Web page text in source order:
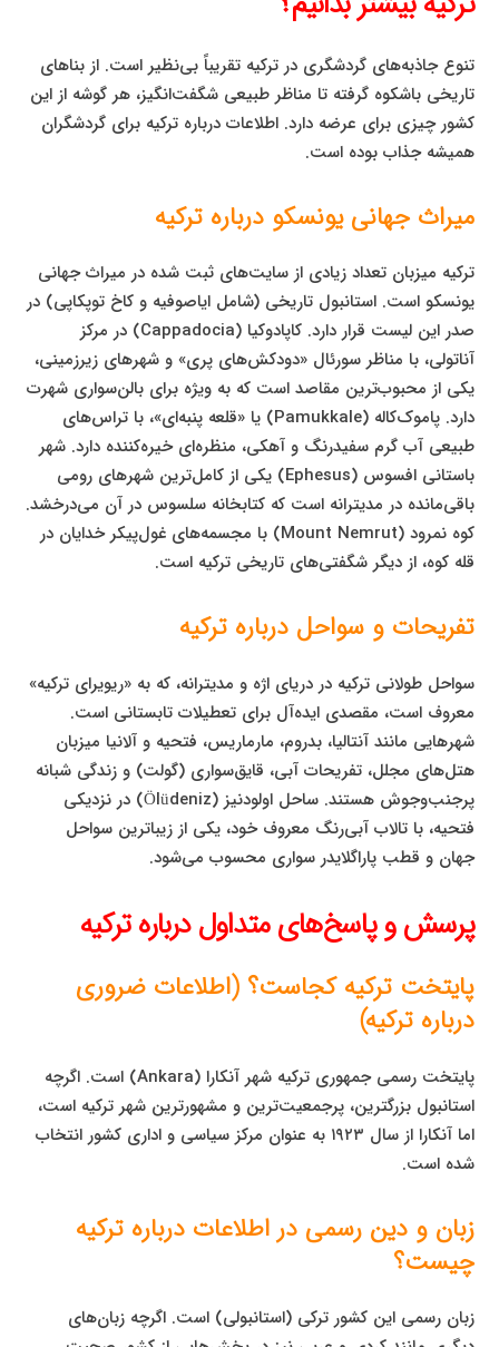
تنوع جاذبه‌های گردشگری در ترکیه تقریباً بی‌نظیر است. از بناهای
تاریخی باشکوه گرفته تا مناظر طبیعی شگفت‌انگیز، هر گوشه از این
کشور چیزی برای عرضه دارد. اطلاعات درباره ترکیه برای گردشگران
همیشه جذاب بوده است.
میراث جهانی یونسکو درباره ترکیه
ترکیه میزبان تعداد زیادی از سایت‌های ثبت شده در میراث جهانی
یونسکو است. استانبول تاریخی (شامل ایاصوفیه و کاخ توپکاپی) در
صدر این لیست قرار دارد. کاپادوکیا (Cappadocia) در مرکز
آناتولی، با مناظر سورئال «دودکش‌های پری» و شهرهای زیرزمینی،
یکی از محبوب‌ترین مقاصد است که به ویژه برای بالن‌سواری شهرت
دارد. پاموک‌کاله (Pamukkale) یا «قلعه پنبه‌ای»، با تراس‌های
طبیعی آب گرم سفیدرنگ و آهکی، منظره‌ای خیره‌کننده دارد. شهر
باستانی افسوس (Ephesus) یکی از کامل‌ترین شهرهای رومی
باقی‌مانده در مدیترانه است که کتابخانه سلسوس در آن می‌درخشد.
کوه نمرود (Mount Nemrut) با مجسمه‌های غول‌پیکر خدایان در
قله کوه، از دیگر شگفتی‌های تاریخی ترکیه است.
تفریحات و سواحل درباره ترکیه
سواحل طولانی ترکیه در دریای اژه و مدیترانه، که به «ریویرای ترکیه»
معروف است، مقصدی ایده‌آل برای تعطیلات تابستانی است.
شهرهایی مانند آنتالیا، بدروم، مارماریس، فتحیه و آلانیا میزبان
هتل‌های مجلل، تفریحات آبی، قایق‌سواری (گولت) و زندگی شبانه
پرجنب‌وجوش هستند. ساحل اولودنیز (Ölüdeniz) در نزدیکی
فتحیه، با تالاب آبی‌رنگ معروف خود، یکی از زیباترین سواحل
جهان و قطب پاراگلایدر سواری محسوب می‌شود.
پرسش و پاسخ‌های متداول درباره ترکیه
پایتخت ترکیه کجاست؟ (اطلاعات ضروری
درباره ترکیه)
پایتخت رسمی جمهوری ترکیه شهر آنکارا (Ankara) است. اگرچه
استانبول بزرگترین، پرجمعیت‌ترین و مشهورترین شهر ترکیه است،
اما آنکارا از سال ۱۹۲۳ به عنوان مرکز سیاسی و اداری کشور انتخاب
شده است.
زبان و دین رسمی در اطلاعات درباره ترکیه
چیست؟
زبان رسمی این کشور ترکی (استانبولی) است. اگرچه زبان‌های